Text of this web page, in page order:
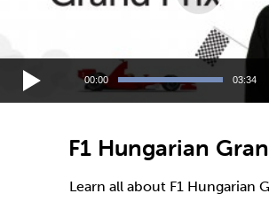
00:00 03:34
F1 Hungarian
Learn all about F1 Hungarian